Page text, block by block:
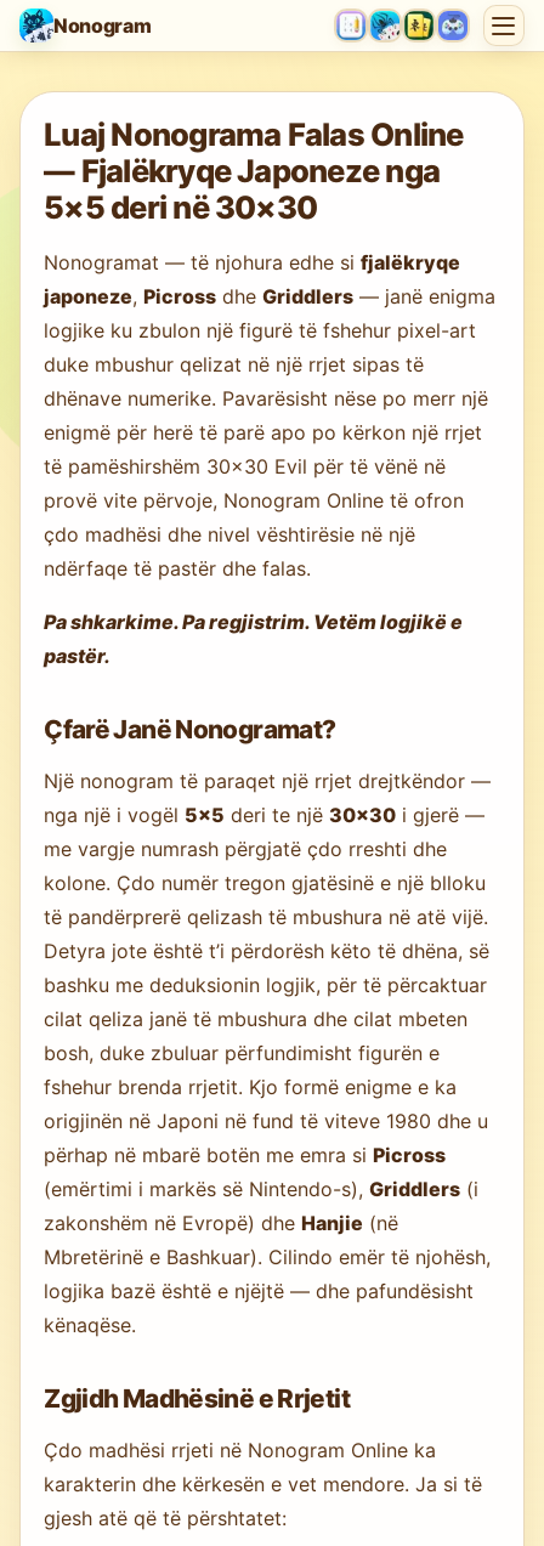
Nonogram
Duke ngarkuar lojën…
Luaj Nonograma Falas Online
— Fjalëkryqe Japoneze nga
5×5 deri në 30×30
Nonogramat — të njohura edhe sifjalëkryqe
japoneze,Picross dheGriddlers — janë enigma
logjike ku zbulon një figurë të fshehur pixel-art
duke mbushur qelizat në një rrjet sipas të
dhënave numerike. Pavarësisht nëse po merr një
enigmë për herë të parë apo po kërkon një rrjet
të pamëshirshëm 30×30 Evil për të vënë në
provë vite përvoje, Nonogram Online të ofron
çdo madhësi dhe nivel vështirësie në një
ndërfaqe të pastër dhe falas.
Pa shkarkime. Pa regjistrim. Vetëm logjikë e
pastër.
Çfarë Janë Nonogramat?
Një nonogram të paraqet një rrjet drejtkëndor —
nga një i vogël 5×5 deri te një30×30 i gjerë —
me vargje numrash përgjatë çdo rreshti dhe
kolone. Çdo numër tregon gjatësinë e një blloku
të pandërprerë qelizash të mbushura në atë vijë.
Detyra jote është t’i përdorësh këto të dhëna, së
bashku me deduksionin logjik, për të përcaktuar
cilat qeliza janë të mbushura dhe cilat mbeten
bosh, duke zbuluar përfundimisht figurën e
fshehur brenda rrjetit. Kjo formë enigme e ka
origjinën në Japoni në fund të viteve 1980 dhe u
përhap në mbarë botën me emra siPicross
(emërtimi i markës së Nintendo-s),Griddlers (i
zakonshëm në Evropë) dheHanjie (në
Mbretërinë e Bashkuar). Cilindo emër të njohësh,
logjika bazë është e njëjtë — dhe pafundësisht
kënaqëse.
Zgjidh Madhësinë e Rrjetit
Çdo madhësi rrjeti në Nonogram Online ka
karakterin dhe kërkesën e vet mendore. Ja si të
gjesh atë që të përshtatet: